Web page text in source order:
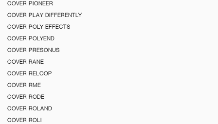
COVER PIONEER
COVER PLAY DIFFERENTLY
COVER POLY EFFECTS
COVER POLYEND
COVER PRESONUS
COVER RANE
COVER RELOOP
COVER RME
COVER RODE
COVER ROLAND
COVER ROLI